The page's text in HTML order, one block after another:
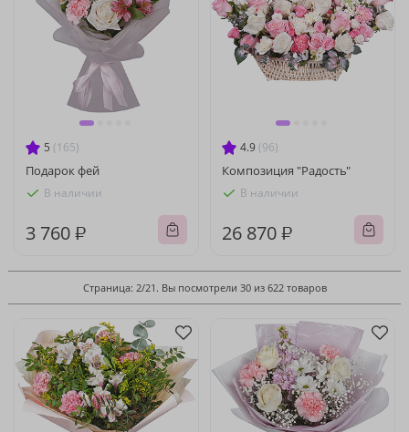
5 (165)
Подарок фей
В наличии
3 760 ₽
4.9 (96)
Композиция "Радость"
В наличии
26 870 ₽
Страница: 2/21. Вы посмотрели 30 из 622 товаров